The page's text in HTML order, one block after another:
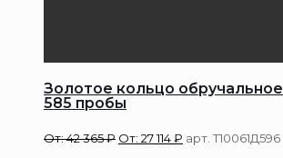
Золотое кольцо обручальное
585 пробы
От:42 365₽ От: 27 114₽ арт. Т10061Д596